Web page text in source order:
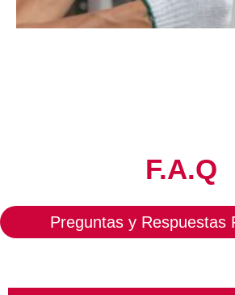
F.A.Q
Preguntas y Respuestas